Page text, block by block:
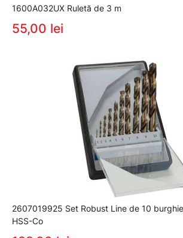
1600A032UX Ruletă de 3 m
55,00 lei
2607019925 Set Robust Line de 10
HSS-Co